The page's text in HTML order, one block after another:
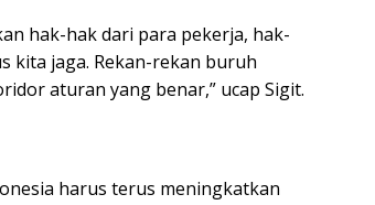
hak-hak dari para pekerja, hak-
kita jaga. Rekan-rekan buruh
aturan yang benar,” ucap Sigit.
harus terus meningkatkan